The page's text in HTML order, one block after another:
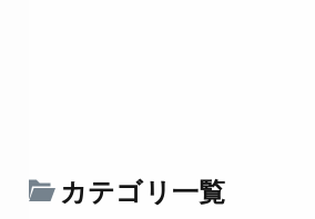
カテゴリ一覧